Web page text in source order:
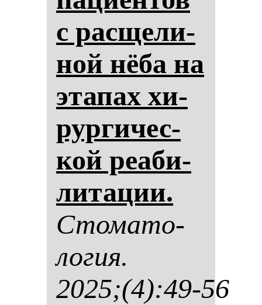
с рас­ще­ли­
ной нё­ба на
эта­пах хи­
рур­ги­чес­
кой ре­аби­
ли­та­ции.
Сто­ма­то­
ло­гия.
2025;(4):49-56